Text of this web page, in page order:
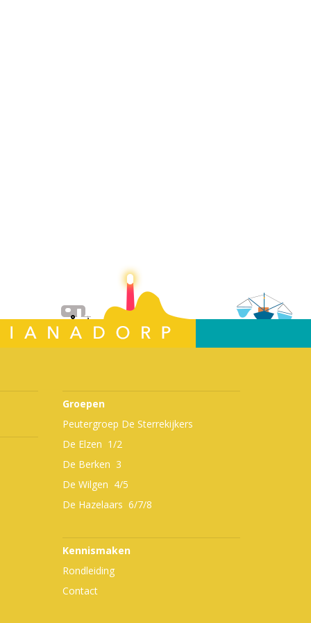
Groepen
Peutergroep De Sterrekijkers
De Elzen 1/2
De Berken 3
De Wilgen 4/5
De Hazelaars 6/7/8
Kennismaken
Rondleiding
Contact